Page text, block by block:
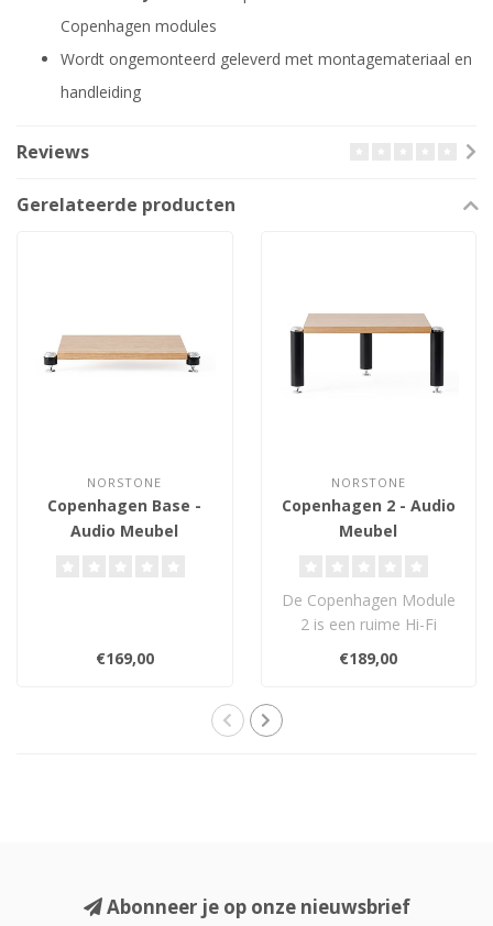
Copenhagen modules
Wordt ongemonteerd geleverd met montagemateriaal en
handleiding
Reviews
Gerelateerde producten
NORSTONE
Copenhagen Base -
Audio Meubel
€169,00
NORSTONE
Copenhagen 2 - Audio
Meubel
De Copenhagen Module
2 is een ruime Hi-Fi
meubelmodule (263 mm
hoog), geschikt v..
€189,00
Abonneer je op onze nieuwsbrief